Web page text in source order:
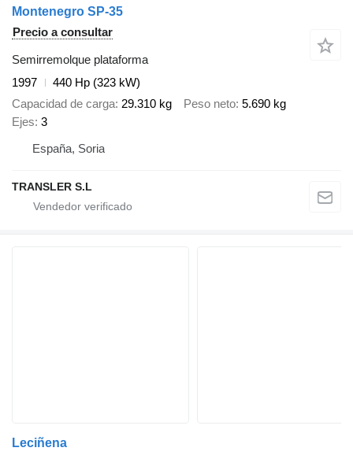
Montenegro SP-35
Precio a consultar
Semirremolque plataforma
1997
440 Hp (323 kW)
Capacidad de carga 29.310 kg Peso neto 5.690 kg
Ejes 3
España, Soria
TRANSLER S.L
Leciñena